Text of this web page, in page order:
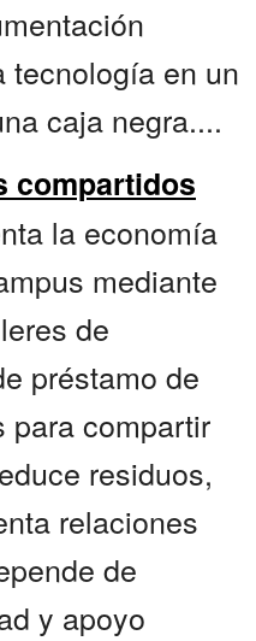
tecnología en un
caja negra....
compartidos
la economía
mediante
de
préstamo de
para compartir
residuos,
relaciones
de
y apoyo